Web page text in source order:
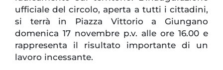
ufficiale del circolo, aperta a tutti i cittadini,
si terrà in Piazza Vittorio a Giungano
domenica 17 novembre p.v. alle ore 16.00 e
rappresenta il risultato importante di un
lavoro incessante.